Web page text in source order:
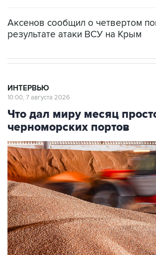
Аксенов сообщил о четвертом
результате атаки ВСУ на Крым
ИНТЕРВЬЮ
10:00, 7 августа 2026
Что дал миру месяц
черноморских портов